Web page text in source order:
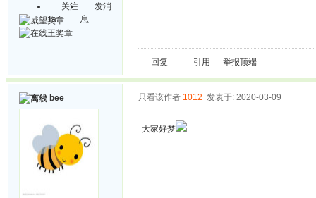
关注
Ta
发消
息
回复 引用 举报顶端
bee 只看该作者 1012 发表于: 2020-03-09
大家好梦